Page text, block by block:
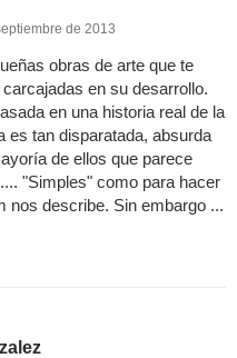
de 2013
obras de arte que te
en su desarrollo.
en una historia real de la
es tan disparatada, absurda
de ellos que parece
"Simples" como para hacer
nos describe. Sin embargo ...